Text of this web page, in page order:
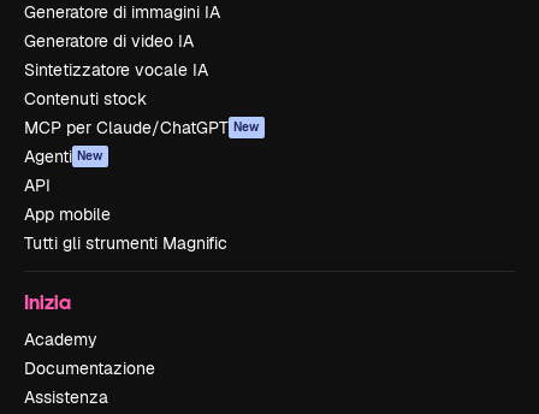
Generatore di immagini IA
Generatore di video IA
Sintetizzatore vocale IA
Contenuti stock
MCP per Claude/ChatGPT New
Agenti New
API
App mobile
Tutti gli strumenti Magnific
Inizia
Academy
Documentazione
Assistenza